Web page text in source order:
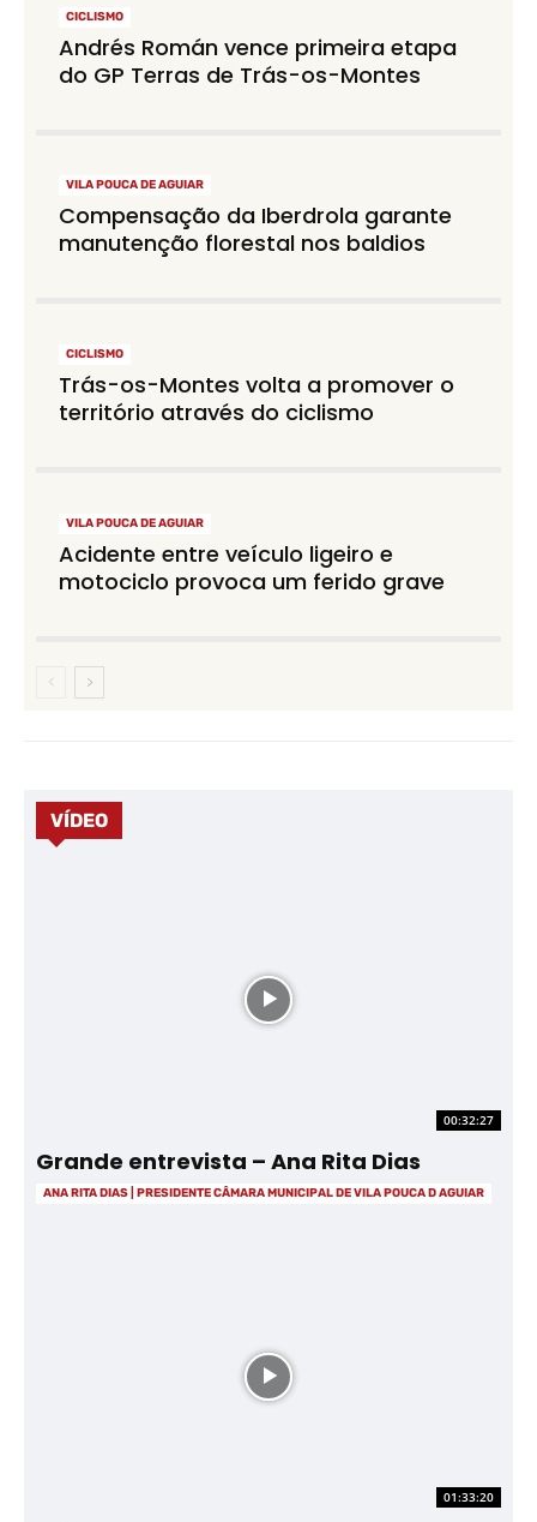
CICLISMO
Andrés Román vence primeira etapa
do GP Terras de Trás-os-Montes
VILA POUCA DE AGUIAR
Compensação da Iberdrola garante
manutenção florestal nos baldios
CICLISMO
Trás-os-Montes volta a promover o
território através do ciclismo
VILA POUCA DE AGUIAR
Acidente entre veículo ligeiro e
motociclo provoca um ferido grave
VÍDEO
00:32:27
Grande entrevista – Ana Rita Dias
ANA RITA DIAS | PRESIDENTE CÂMARA MUNICIPAL DE VILA POUCA D AGUIAR
01:33:20